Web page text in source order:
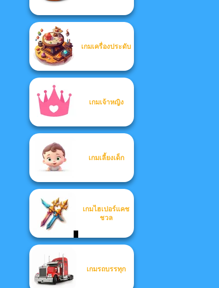
เกมเครื่องประดับ
เกมเจ้าหญิง
เกมเลี้ยงเด็ก
เกมไฮเปอร์แคช
ชวล
เกมรถบรรทุก